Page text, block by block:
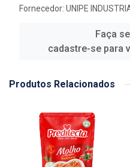
Fornecedor: UNIPE
Faça
cadastre-se para
Produtos Relacionados